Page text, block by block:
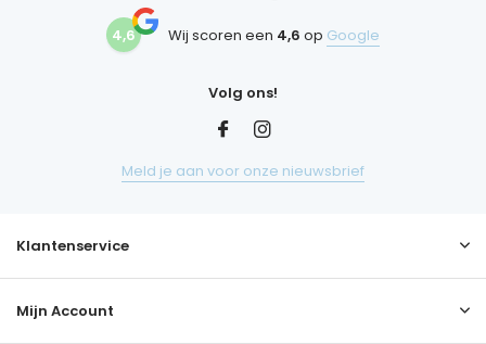
4,6 Wij scoren een 4,6 op Google
Volg ons!
Meld je aan voor onze nieuwsbrief
Klantenservice
Mijn Account